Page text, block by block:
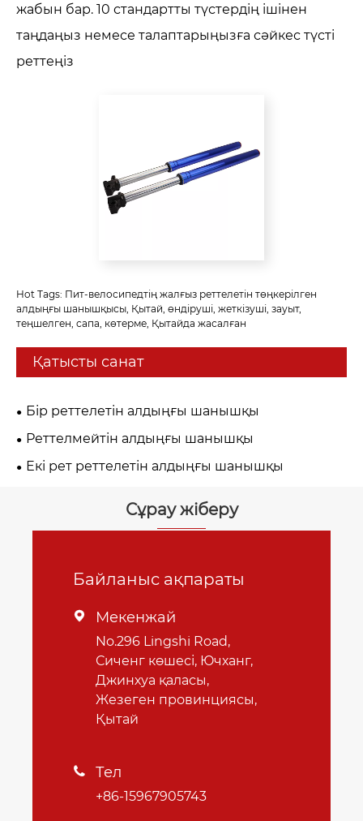
жабын бар. 10 стандартты түстердің ішінен
таңдаңыз немесе талаптарыңызға сәйкес түсті
реттеңіз
Hot Tags: Пит-велосипедтің жалғыз реттелетін төңкерілген
алдыңғы шанышқысы, Қытай, өндіруші, жеткізуші, зауыт,
теңшелген, сапа, көтерме, Қытайда жасалған
Қатысты санат
Бір реттелетін алдыңғы шанышқы
Реттелмейтін алдыңғы шанышқы
Екі рет реттелетін алдыңғы шанышқы
Сұрау жіберу
Байланыс ақпараты
 Мекенжай
No.296 Lingshi Road,
Сиченг көшесі, Ючханг,
Джинхуа қаласы,
Жезеген провинциясы,
Қытай
 Тел
+86-15967905743